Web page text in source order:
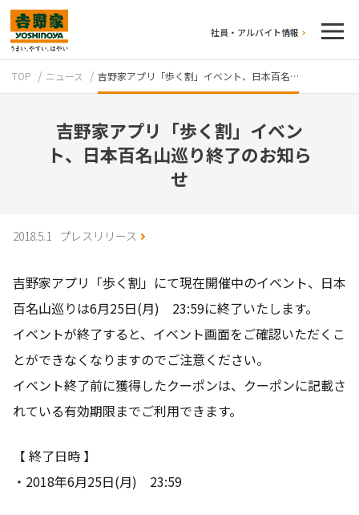
社員・アルバイト情報
TOP ニュース 吉野家アプリ「歩く割」イベント、日本百名…
吉野家アプリ「歩く割」イベン
ト、日本百名山巡り終了のお知ら
せ
2018.5.1 プレスリリース
吉野家アプリ「歩く割」にて現在開催中のイベント、日本
百名山巡りは6月25日(月) 23:59に終了いたします。
イベントが終了すると、イベント画面をご確認いただくこ
とができなくなりますのでご注意ください。
イベント終了前に獲得したクーポンは、クーポンに記載さ
れている有効期限までご利用できます。
【 終了日時 】
・2018年6月25日(月) 23:59